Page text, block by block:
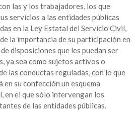
las y los trabajadores, los que
servicios a las entidades públicas
en la Ley Estatal del Servicio Civil,
la importancia de su participación en
disposiciones que les puedan ser
ya sea como sujetos activos o
las conductas reguladas, con lo que
en su confección un esquema
en el que sólo intervengan los
de las entidades públicas.